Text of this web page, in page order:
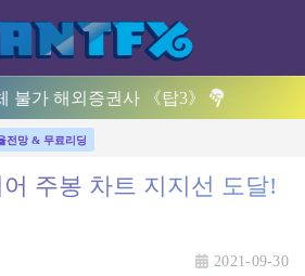
불가 해외증권사 《탑3》
전망 & 무료리딩
주봉 차트 지지선 도달!
2021-09-30